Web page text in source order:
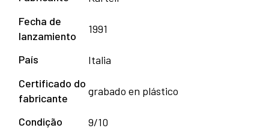
Fecha de
lanzamiento
1991
País
Italia
Certificado do
fabricante
grabado en plástico
Condição 9/10